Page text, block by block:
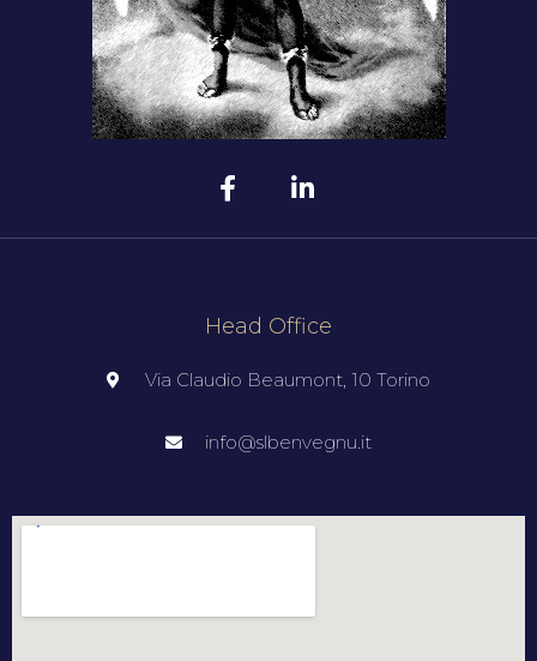
Head Office
Via Claudio Beaumont, 10 Torino
info@slbenvegnu.it